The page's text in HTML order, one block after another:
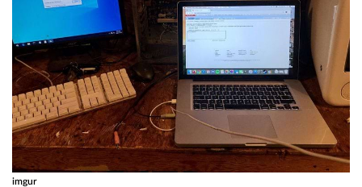
imgur